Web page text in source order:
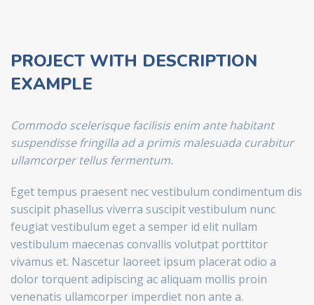
PROJECT WITH DESCRIPTION
EXAMPLE
Commodo scelerisque facilisis enim ante habitant
suspendisse fringilla ad a primis malesuada curabitur
ullamcorper tellus fermentum.
Eget tempus praesent nec vestibulum condimentum dis
suscipit phasellus viverra suscipit vestibulum nunc
feugiat vestibulum eget a semper id elit nullam
vestibulum maecenas convallis volutpat porttitor
vivamus et. Nascetur laoreet ipsum placerat odio a
dolor torquent adipiscing ac aliquam mollis proin
venenatis ullamcorper imperdiet non ante a.